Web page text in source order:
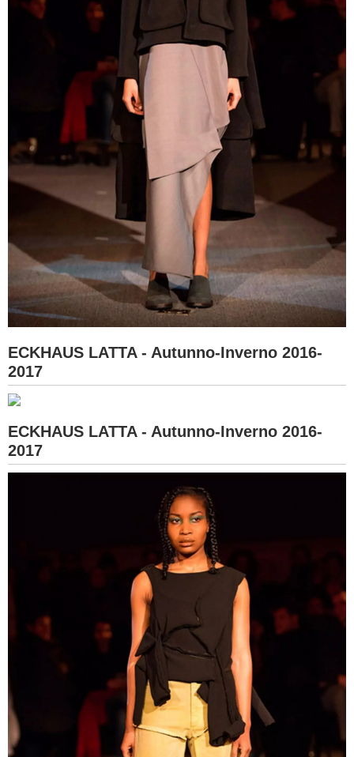
ECKHAUS LATTA - Autunno-Inverno 2016-
2017
ECKHAUS LATTA - Autunno-Inverno 2016-
2017